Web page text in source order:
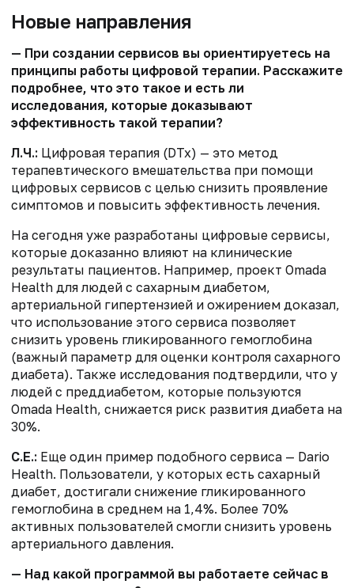
Новые направления
— При создании сервисов вы ориентируетесь на
принципы работы цифровой терапии. Расскажите
подробнее, что это такое и есть ли
исследования, которые доказывают
эффективность такой терапии?
Л.Ч.: Цифровая терапия (DTx) — это метод
терапевтического вмешательства при помощи
цифровых сервисов с целью снизить проявление
симптомов и повысить эффективность лечения.
На сегодня уже разработаны цифровые сервисы,
которые доказанно влияют на клинические
результаты пациентов. Например, проект Omada
Health для людей с сахарным диабетом,
артериальной гипертензией и ожирением доказал,
что использование этого сервиса позволяет
снизить уровень гликированного гемоглобина
(важный параметр для оценки контроля сахарного
диабета). Также исследования подтвердили, что у
людей с преддиабетом, которые пользуются
Omada Health, снижается риск развития диабета на
30%.
С.Е.: Еще один пример подобного сервиса — Dario
Health. Пользователи, у которых есть сахарный
диабет, достигали снижение гликированного
гемоглобина в среднем на 1,4%. Более 70%
активных пользователей смогли снизить уровень
артериального давления.
— Над какой программой вы работаете сейчас в